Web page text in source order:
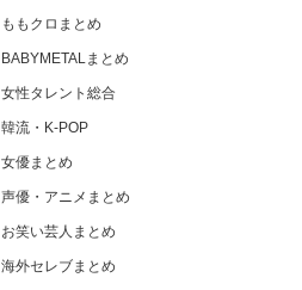
ももクロまとめ
BABYMETALまとめ
女性タレント総合
韓流・K-POP
女優まとめ
声優・アニメまとめ
お笑い芸人まとめ
海外セレブまとめ